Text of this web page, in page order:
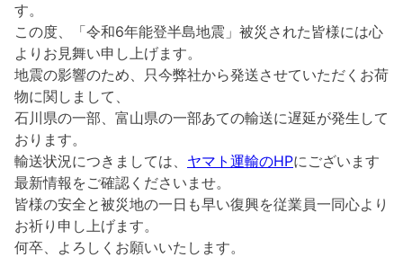
す。
この度、「令和6年能登半島地震」被災された皆様には心
よりお見舞い申し上げます。
地震の影響のため、只今弊社から発送させていただくお荷
物に関しまして、
石川県の一部、富山県の一部あての輸送に遅延が発生して
おります。
輸送状況につきましては、 ヤマト運輸のHPにございます
最新情報をご確認くださいませ。
皆様の安全と被災地の一日も早い復興を従業員一同心より
お祈り申し上げます。
何卒、よろしくお願いいたします。